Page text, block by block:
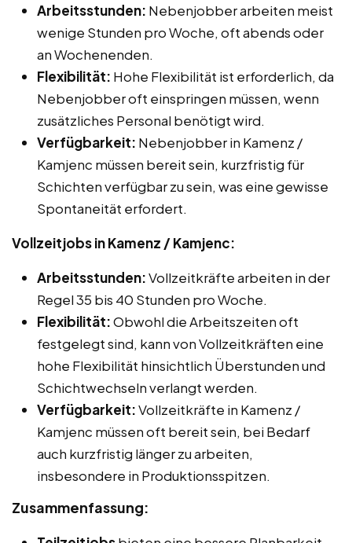
Arbeitsstunden: Nebenjobber arbeiten meist
wenige Stunden pro Woche, oft abends oder
an Wochenenden.
Flexibilität: Hohe Flexibilität ist erforderlich, da
Nebenjobber oft einspringen müssen, wenn
zusätzliches Personal benötigt wird.
Verfügbarkeit: Nebenjobber in Kamenz /
Kamjenc müssen bereit sein, kurzfristig für
Schichten verfügbar zu sein, was eine gewisse
Spontaneität erfordert.
Vollzeitjobs in Kamenz / Kamjenc:
Arbeitsstunden:Vollzeitkräfte arbeiten in der
Regel 35 bis 40 Stunden pro Woche.
Flexibilität:Obwohl die Arbeitszeiten oft
festgelegt sind, kann von Vollzeitkräften eine
hohe Flexibilität hinsichtlich Überstunden und
Schichtwechseln verlangt werden.
Verfügbarkeit:Vollzeitkräfte in Kamenz /
Kamjenc müssen oft bereit sein, bei Bedarf
auch kurzfristig länger zu arbeiten,
insbesondere in Produktionsspitzen.
Zusammenfassung: